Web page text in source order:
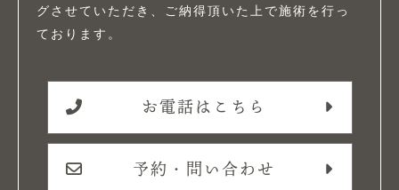
グさせていただき、ご納得頂いた上で施術を行っ
ております。
お電話はこちら
予約・問い合わせ